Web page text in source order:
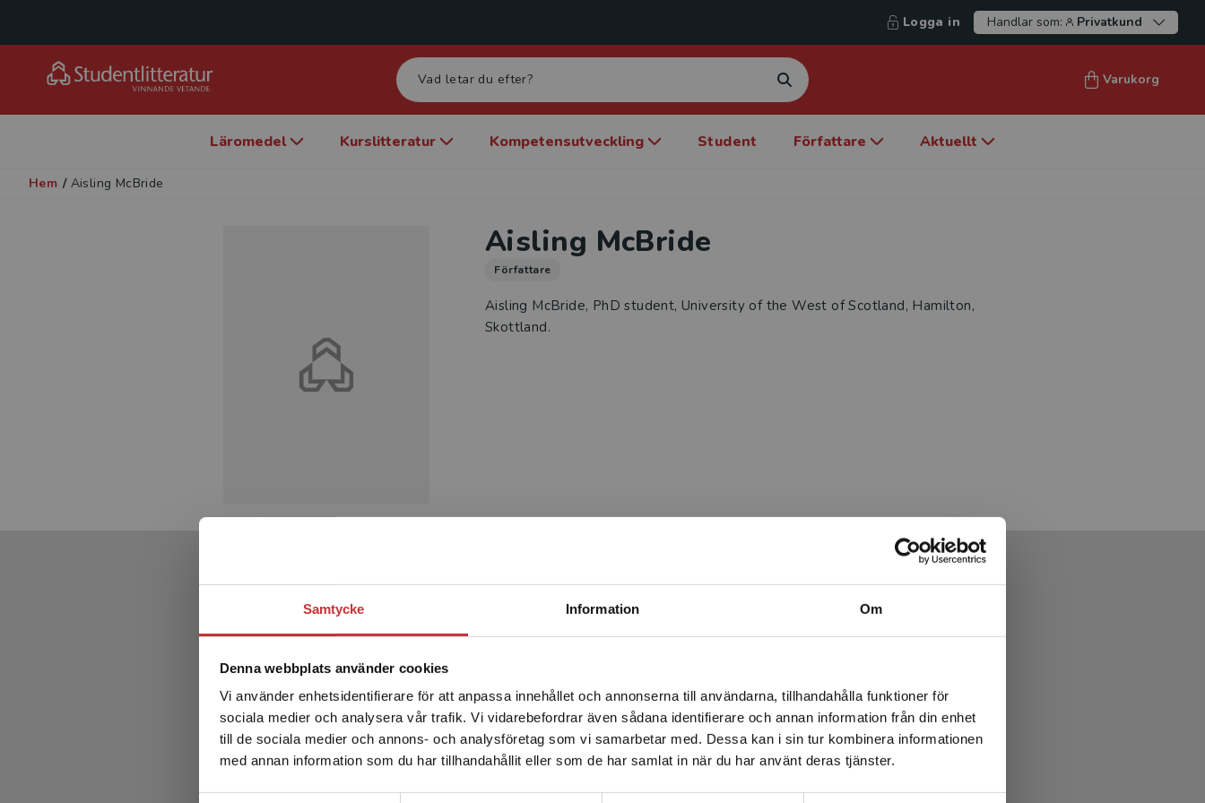
Samtycke Information Om
Denna webbplats använder cookies
Vi använder enhetsidentifierare för att anpassa innehållet och annonserna till användarna, tillhandahålla funktioner för
sociala medier och analysera vår trafik. Vi vidarebefordrar även sådana identifierare och annan information från din enhet
till de sociala medier och annons- och analysföretag som vi samarbetar med. Dessa kan i sin tur kombinera informationen
med annan information som du har tillhandahållit eller som de har samlat in när du har använt deras tjänster.
Begränsad fraktregion
Det verkar som att du besöker studentlitteratur.se via en
enhet utanför Sverige. Vi erbjuder inte leveranser utanför
Sverige. För att kunna slutföra ett köp måste
leveransadressen vara i Sverige.Läs mer
Logga in Handlar som: Privatkund
Varukorg
Läromedel Kurslitteratur Kompetensutveckling Student Författare Aktuellt
Hem / Aisling McBride
Aisling McBride
Författare
Aisling McBride, PhD student, University of the West of Scotland, Hamilton,
Skottland.
Produkter